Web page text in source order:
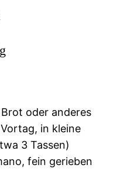
oder anderes
in kleine
3 Tassen)
fein gerieben